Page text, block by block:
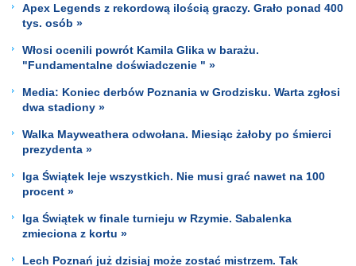
Apex Legends z rekordową ilością graczy. Grało ponad 400
tys. osób »
Włosi ocenili powrót Kamila Glika w barażu.
"Fundamentalne doświadczenie " »
Media: Koniec derbów Poznania w Grodzisku. Warta zgłosi
dwa stadiony »
Walka Mayweathera odwołana. Miesiąc żałoby po śmierci
prezydenta »
Iga Świątek leje wszystkich. Nie musi grać nawet na 100
procent »
Iga Świątek w finale turnieju w Rzymie. Sabalenka
zmieciona z kortu »
Lech Poznań już dzisiaj może zostać mistrzem. Tak